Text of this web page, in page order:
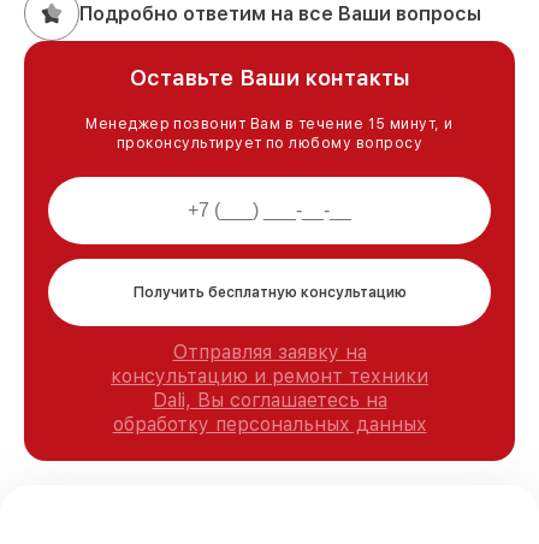
Подробно ответим на все Ваши вопросы
Оставьте Ваши контакты
Менеджер позвонит Вам в течение 15 минут, и
проконсультирует по любому вопросу
Получить бесплатную консультацию
Отправляя заявку на
консультацию и ремонт техники
Dali, Вы соглашаетесь на
обработку персональных данных